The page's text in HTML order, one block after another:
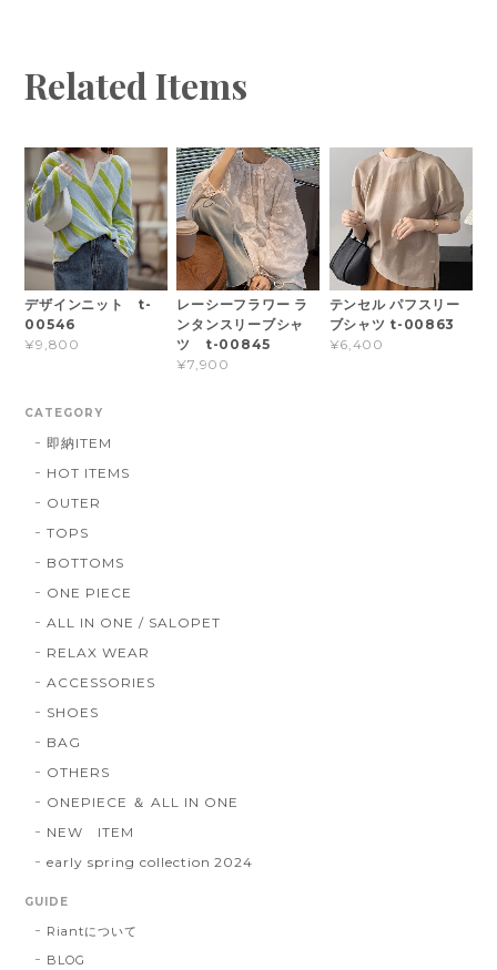
Related Items
デザインニット t-
00546
¥9,800
レーシーフラワー ラ
ンタンスリーブシャ
ツ t-00845
¥7,900
テンセル パフスリー
ブシャツ t-00863
¥6,400
CATEGORY
即納ITEM
HOT ITEMS
OUTER
TOPS
BOTTOMS
ONE PIECE
ALL IN ONE / SALOPET
RELAX WEAR
ACCESSORIES
SHOES
BAG
OTHERS
ONEPIECE ＆ ALL IN ONE
NEW ITEM
early spring collection 2024
GUIDE
Riantについて
BLOG